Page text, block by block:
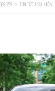
259 > TIN TỨC & SỰ KIỆN